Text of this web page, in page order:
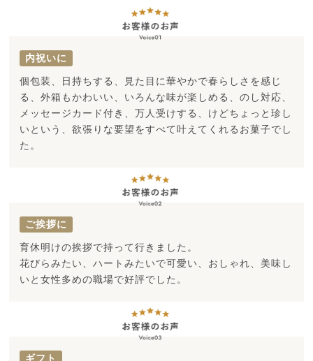
内祝いに
個包装、日持ちする、見た目に華やかで春らしさを感じ
る、外箱もかわいい、いろんな味が楽しめる、のし対応、
メッセージカード付き、万人受けする、けどちょっと珍し
いという、欲張りな要望をすべて叶えてくれるお菓子でし
た。
ご挨拶に
育休明けの挨拶で持って行きました。
花びらみたい、ハートみたいで可愛い、おしゃれ、美味し
いと女性多めの職場で好評でした。
ギフト